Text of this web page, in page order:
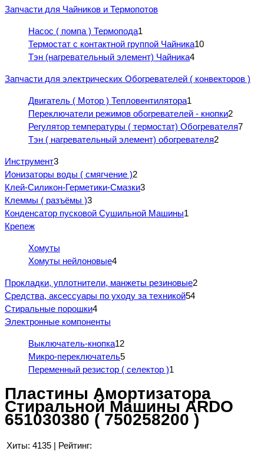
Запчасти для Чайников и Термопотов
Насос ( помпа ) Термопода1
Термостат с контактной группой Чайника10
Тэн (нагревательный элемент) Чайника4
Запчасти для электрических Обогревателей ( конвекторов )
Двигатель ( Мотор ) Тепловентилятора1
Переключатели режимов обогревателей - кнопки2
Регулятор температуры ( термостат) Обогревателя7
Тэн ( нагревательный элемент) обогревателя2
Инструмент3
Ионизаторы воды ( смягчение )2
Клей-Силикон-Герметики-Смазки3
Клеммы ( разъёмы )3
Конденсатор пусковой Сушильной Машины1
Крепеж
Хомуты
Хомуты нейлоновые4
Прокладки, уплотнители, манжеты резиновые2
Средства, аксессуары по уходу за техникой54
Стиральные порошки4
Электронные компоненты
Выключатель-кнопка12
Микро-переключатель5
Переменный резистор ( селектор )1
Пластины Амортизатора
Стиральной Машины ARDO
651030380 ( 750258200 )
Хиты: 4135 | Рейтинг: